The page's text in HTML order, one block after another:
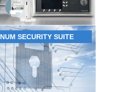
SECURITY SUITE